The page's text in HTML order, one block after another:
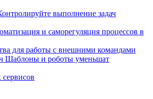
выполнение задач
и саморегуляция процессов в
для работы с внешними командами
Шаблоны и роботы уменьшат